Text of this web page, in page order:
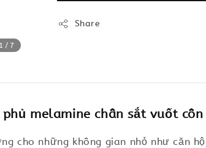
1 /7
Share
melamine chân sắt vuốt côn
cho những không gian nhỏ như căn